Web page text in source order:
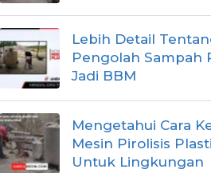
Lebih Detail
Pengolah Sampah
Jadi BBM
Mengetahui Cara
Mesin Pirolisis
Untuk Lingkungan